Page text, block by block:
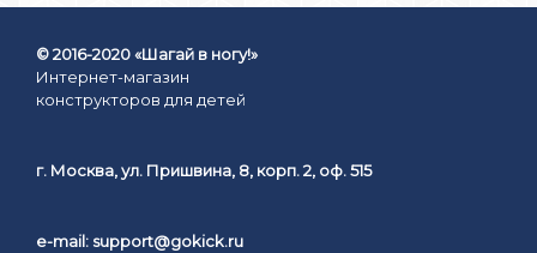
© 2016-2020 «Шагай в ногу!»
Интернет-магазин
конструкторов для детей
г. Москва, ул. Пришвина, 8, корп. 2, оф. 515
e-mail: support@gokick.ru